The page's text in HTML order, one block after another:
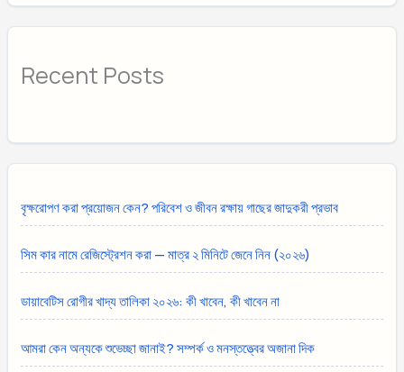
Recent Posts
বৃক্ষরোপণ করা প্রয়োজন কেন? পরিবেশ ও জীবন রক্ষায় গাছের জাদুকরী প্রভাব
সিম কার নামে রেজিস্ট্রেশন করা — মাত্র ২ মিনিটে জেনে নিন (২০২৬)
ডায়াবেটিস রোগীর খাদ্য তালিকা ২০২৬: কী খাবেন, কী খাবেন না
আমরা কেন অন্যকে শুভেচ্ছা জানাই? সম্পর্ক ও মনস্তত্ত্বের অজানা দিক